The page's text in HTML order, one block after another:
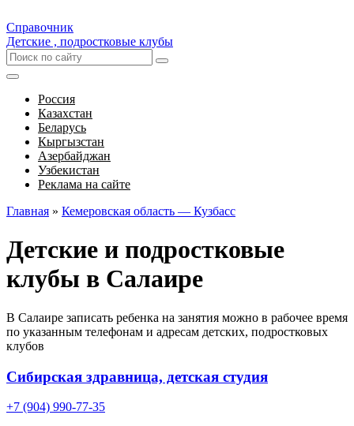
Справочник
Детские , подростковые клубы
Россия
Казахстан
Беларусь
Кыргызстан
Азербайджан
Узбекистан
Реклама на сайте
Главная » Кемеровская область — Кузбасс
Детские и подростковые
клубы в Салаире
В Салаире записать ребенка на занятия можно в рабочее время
по указанным телефонам и адресам детских, подростковых
клубов
Сибирская здравница, детская студия
+7 (904) 990-77-35